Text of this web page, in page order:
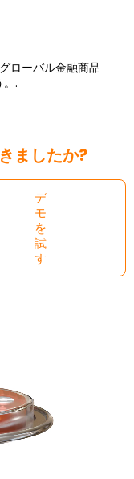
ローバル金融商品
.
ましたか?
デ
モ
を
試
す